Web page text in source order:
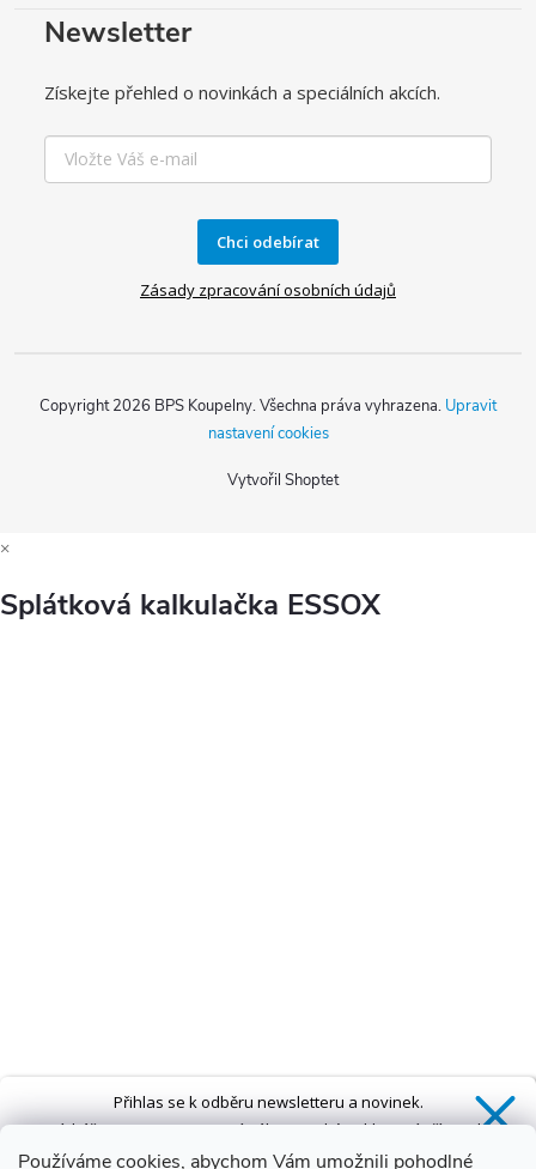
Používáme cookies, abychom Vám umožnili pohodlné
Newsletter
Získejte přehled o novinkách a speciálních akcích.
Chci odebírat
Zásady zpracování osobních údajů
Vytvořil Shoptet
Copyright 2026 BPS Koupelny. Všechna práva vyhrazena. Upravit
nastavení cookies
×
Splátková kalkulačka ESSOX
Přihlas se k odběru newsletteru a novinek.
ZískášSLEVU 5 %na první nákup a také exkluzivní přístup k
novinkám, slevám a dalším speciálním nabídkám.*